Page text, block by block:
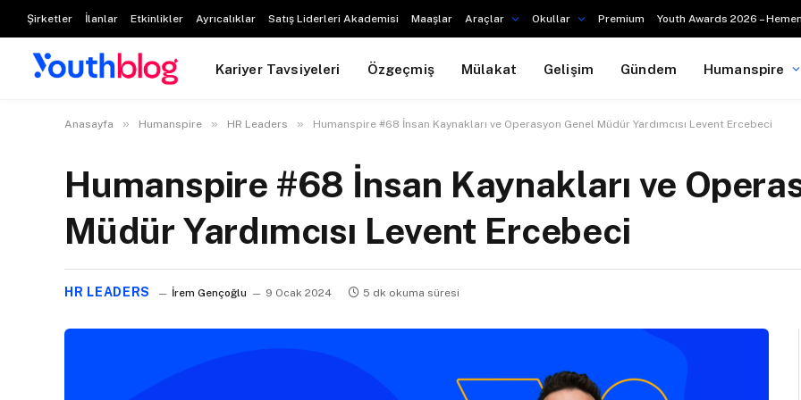
Şirketler İlanlar Etkinlikler Ayrıcalıklar Satış Liderleri Akademisi Maaşlar Araçlar Okullar Premium Youth Awards 2026 –
Kariyer Tavsiyeleri Özgeçmiş Mülakat Gelişim Gündem Humanspire
Anasayfa » Humanspire » HR Leaders » Humanspire #68 İnsan Kaynakları ve Operasyon Genel Müdür Yardımcısı Levent Ercebeci
Humanspire #68 İnsan Kaynakları ve
Müdür Yardımcısı Levent Ercebeci
HR LEADERS İrem Gençoğlu 9 Ocak 2024 5 dk okuma süresi